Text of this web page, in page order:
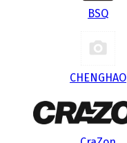
BSQ
CHENGHAO